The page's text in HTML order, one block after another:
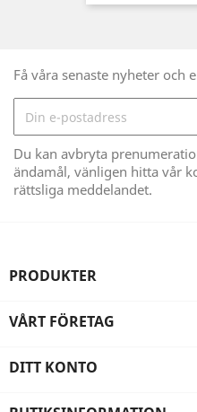
Få våra senaste nyheter och
Du kan avbryta
ändamål, vänligen hitta vår
rättsliga meddelandet.
PRODUKTER
VÅRT FÖRETAG
DITT KONTO